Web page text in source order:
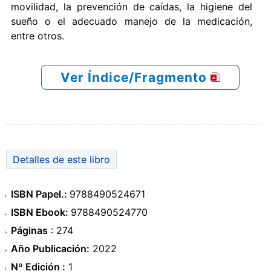
movilidad, la prevención de caídas, la higiene del
sueño o el adecuado manejo de la medicación,
entre otros.
Ver Índice/Fragmento
Detalles de este libro
ISBN Papel.: 9788490524671
ISBN Ebook: 9788490524770
Páginas : 274
Año Publicación: 2022
Nº Edición : 1